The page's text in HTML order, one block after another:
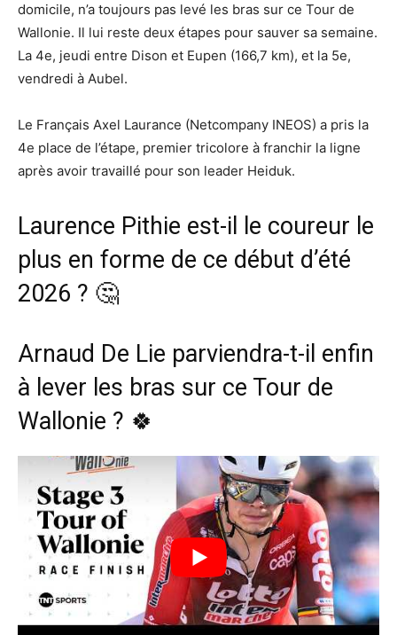
domicile, n’a toujours pas levé les bras sur ce Tour de
Wallonie. Il lui reste deux étapes pour sauver sa semaine.
La 4e, jeudi entre Dison et Eupen (166,7 km), et la 5e,
vendredi à Aubel.
Le Français Axel Laurance (Netcompany INEOS) a pris la
4e place de l’étape, premier tricolore à franchir la ligne
après avoir travaillé pour son leader Heiduk.
Laurence Pithie est-il le coureur le
plus en forme de ce début d’été
2026 ? 🤔
Arnaud De Lie parviendra-t-il enfin
à lever les bras sur ce Tour de
Wallonie ? 🍀